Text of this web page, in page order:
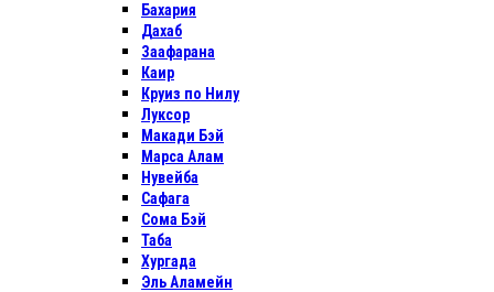
Бахария
Дахаб
Заафарана
Каир
Круиз по Нилу
Луксор
Макади Бэй
Марса Алам
Нувейба
Сафага
Сома Бэй
Таба
Хургада
Эль Аламейн